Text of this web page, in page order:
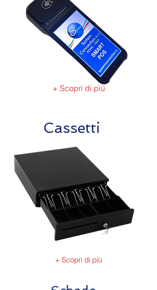
+ Scopri di più
Cassetti
+ Scopri di più